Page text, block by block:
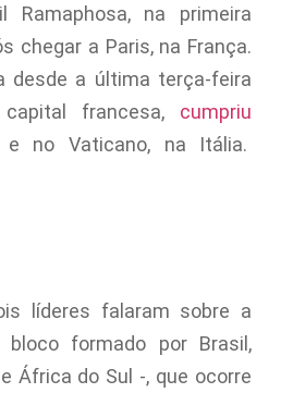
Ramaphosa, na primeira
chegar a Paris, na França.
desde a última terça-feira
francesa, cumpriu
e no Vaticano, na Itália.
líderes falaram sobre a
formado por Brasil,
África do Sul -, que ocorre